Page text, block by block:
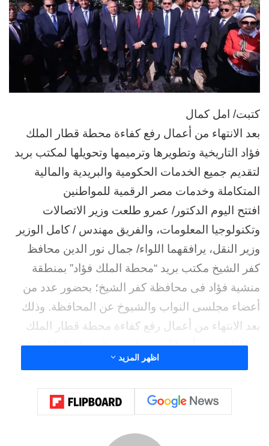
كتبت/ امل كمال
بعد الانتهاء من أعمال رفع كفاءة محطة قطار الملك
فؤاد التاريخية وتطويرها وترميمها وتحويلها لمكتب بريد
لتقديم جميع الخدمات الحكومية والبريدية والمالية
المتكاملة وخدمات مصر الرقمية للمواطنين
افتتح اليوم الدكتور/ عمرو طلعت وزير الاتصالات
وتكنولوجيا المعلومات، والفريق مهندس / كامل الوزير
وزير النقل، يرافقهما اللواء/ جمال نور الدين محافظ
كفر الشيخ مكتب بريد “محطة الملك فؤاد” بمنطقة
منشية فؤاد فى محافظة كفر الشيخ؛ بحضور عدد من
أعضاء مجلسى النواب والشيوخ عن المحافظة. وذلك
بعد الانتهاء من أعمال رفع كفاءة محطة قطار الملك
فؤاد التاريخية أو ما تُعرف باسم «المحطة الملكية»
وتطويرها وترميمها وتحويلها لمكتب بريد لتقديم جميع
وخدمات مصر الرقمية للمواطنين؛ حيث كان فى
اظهر المزيد